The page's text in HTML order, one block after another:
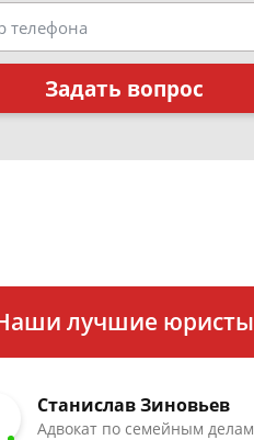
Задать вопрос
лучшие юристы
Станислав Зиновьев
Адвокат по семейным делам